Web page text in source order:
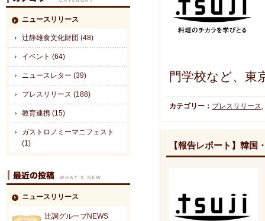
門学校など、東
カテゴリー： プレスリリース,
【報告レポート】韓国
ニュースリリース
辻静雄食文化財団 (48)
イベント (64)
ニュースレター (39)
プレスリリース (188)
教育連携 (15)
ガストロノミーマニフェスト
(1)
ニュースリリース
辻調グループNEWS